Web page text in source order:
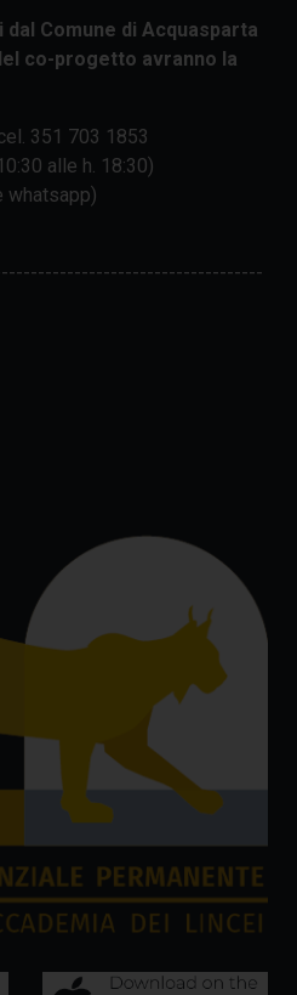
Comune di Acquasparta
co-progetto avranno la
351 703 1853
alle h. 18:30)
whatsapp)